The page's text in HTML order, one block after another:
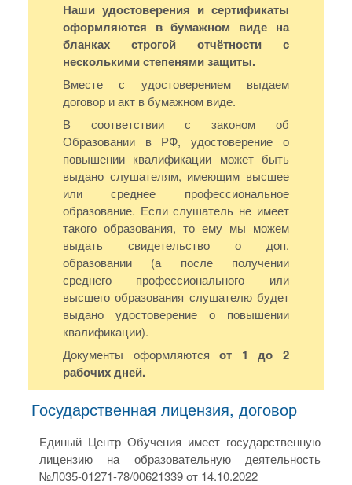
Наши удостоверения и сертификаты
оформляются в бумажном виде на
бланках строгой отчётности с
несколькими степенями защиты.
Вместе с удостоверением выдаем
договор и акт в бумажном виде.
В соответствии с законом об
Образовании в РФ, удостоверение о
повышении квалификации может быть
выдано слушателям, имеющим высшее
или среднее профессиональное
образование. Если слушатель не имеет
такого образования, то ему мы можем
выдать свидетельство о доп.
образовании (а после получении
среднего профессионального или
высшего образования слушателю будет
выдано удостоверение о повышении
квалификации).
Документы оформляютсяот 1 до 2
рабочих дней.
Государственная лицензия, договор
Единый Центр Обучения имеет государственную
лицензию на образовательную деятельность
№Л035-01271-78/00621339 от 14.10.2022